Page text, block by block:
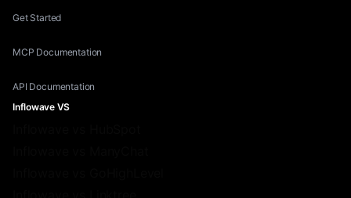
Get Started
MCP Documentation
API Documentation
Inflowave VS